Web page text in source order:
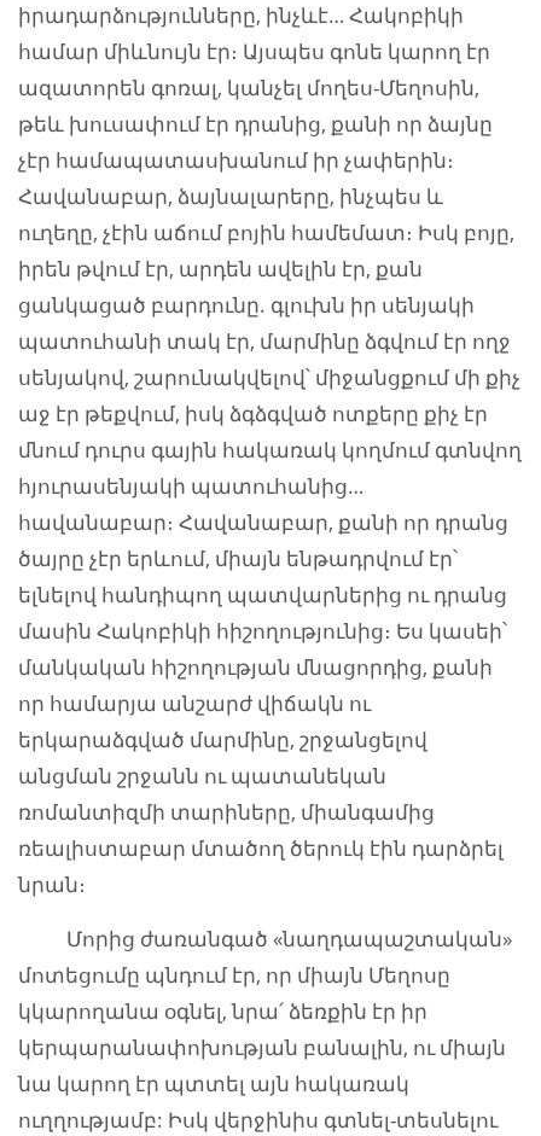
իրադարձությունները, ինչևէ… Հակոբիկի
համար միևնույն էր։ Այսպես գոնե կարող էր
ազատորեն գոռալ, կանչել մողես-Մեղոսին,
թեև խուսափում էր դրանից, քանի որ ձայնը
չէր համապատասխանում իր չափերին։
Հավանաբար, ձայնալարերը, ինչպես և
ուղեղը, չէին աճում բոյին համեմատ։ Իսկ բոյը,
իրեն թվում էր, արդեն ավելին էր, քան
ցանկացած բարդունը. գլուխն իր սենյակի
պատուհանի տակ էր, մարմինը ձգվում էր ողջ
սենյակով, շարունակվելով՝ միջանցքում մի քիչ
աջ էր թեքվում, իսկ ձգձգված ոտքերը քիչ էր
մնում դուրս գային հակառակ կողմում գտնվող
հյուրասենյակի պատուհանից…
հավանաբար։ Հավանաբար, քանի որ դրանց
ծայրը չէր երևում, միայն ենթադրվում էր՝
ելնելով հանդիպող պատվարներից ու դրանց
մասին Հակոբիկի հիշողությունից։ Ես կասեի՝
մանկական հիշողության մնացորդից, քանի
որ համարյա անշարժ վիճակն ու
երկարաձգված մարմինը, շրջանցելով
անցման շրջանն ու պատանեկան
ռոմանտիզմի տարիները, միանգամից
ռեալիստաբար մտածող ծերուկ էին դարձրել
նրան։
Մորից ժառանգած «նաղդապաշտական»
մոտեցումը պնդում էր, որ միայն Մեղոսը
կկարողանա օգնել, նրա՛ ձեռքին էր իր
կերպարանափոխության բանալին, ու միայն
նա կարող էր պտտել այն հակառակ
ուղղությամբ: Իսկ վերջինիս գտնել-տեսնելու